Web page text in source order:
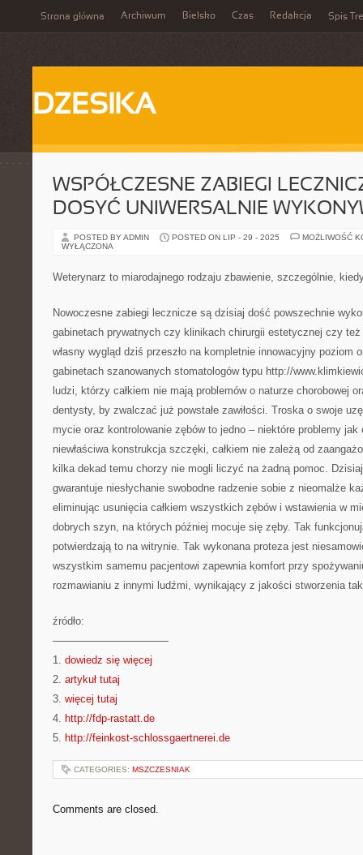
Strona główna Archiwum Bielsko Czas Redakcja Spis
DZESIKA
WSPÓŁCZESNE ZABIEGI
DOSYĆ UNIWERSALNIE
POSTED BY ADMIN POSTED ON LIP - 29 - 2025
MOŻLIWOŚĆ
WYŁĄCZONA
Weterynarz to miarodajnego rodzaju zbawienie, szczególnie,
Nowoczesne zabiegi lecznicze są dzisiaj dość powszechnie
gabinetach prywatnych czy klinikach chirurgii estetycznej czy
własny wygląd dziś przeszło na kompletnie innowacyjny poziom
gabinetach szanowanych stomatologów typu http://
ludzi, którzy całkiem nie mają problemów o naturze chorobowej
dentysty, by zwalczać już powstałe zawiłości. Troska o swoje
mycie oraz kontrolowanie zębów to jedno – niektóre problemy
niewłaściwa konstrukcja szczęki, całkiem nie zależą od
kilka dekad temu chorzy nie mogli liczyć na żadną pomoc.
gwarantuje niesłychanie swobodne radzenie sobie z nieomalże
eliminując usunięcia całkiem wszystkich zębów i wstawienia w
dobrych szyn, na których później mocuje się zęby. Tak
potwierdzają to na witrynie. Tak wykonana proteza jest
wszystkim samemu pacjentowi zapewnia komfort przy
rozmawianiu z innymi ludźmi, wynikający z jakości stworzenia
źródło:
———————————
1. dowiedz się więcej
2. artykuł tutaj
3. więcej tutaj
4. http://fdp-rastatt.de
5. http://feinkost-schlossgaertnerei.de
CATEGORIES: MSZCZESNIAK
Comments are closed.